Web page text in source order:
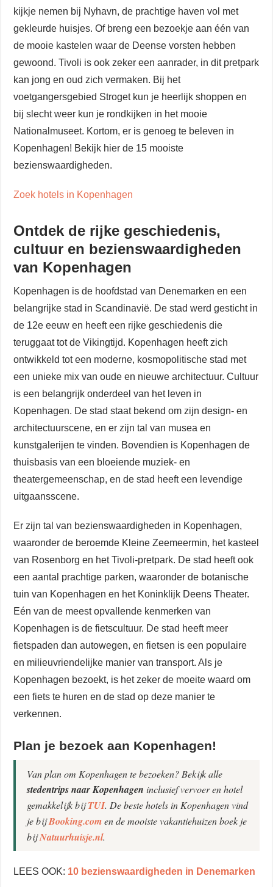
kijkje nemen bij Nyhavn, de prachtige haven vol met
gekleurde huisjes. Of breng een bezoekje aan één van
de mooie kastelen waar de Deense vorsten hebben
gewoond. Tivoli is ook zeker een aanrader, in dit pretpark
kan jong en oud zich vermaken. Bij het
voetgangersgebied Stroget kun je heerlijk shoppen en
bij slecht weer kun je rondkijken in het mooie
Nationalmuseet. Kortom, er is genoeg te beleven in
Kopenhagen! Bekijk hier de 15 mooiste
bezienswaardigheden.
Zoek hotels in Kopenhagen
Ontdek de rijke geschiedenis,
cultuur en bezienswaardigheden
van Kopenhagen
Kopenhagen is de hoofdstad van Denemarken en een
belangrijke stad in Scandinavië. De stad werd gesticht in
de 12e eeuw en heeft een rijke geschiedenis die
teruggaat tot de Vikingtijd. Kopenhagen heeft zich
ontwikkeld tot een moderne, kosmopolitische stad met
een unieke mix van oude en nieuwe architectuur. Cultuur
is een belangrijk onderdeel van het leven in
Kopenhagen. De stad staat bekend om zijn design- en
architectuurscene, en er zijn tal van musea en
kunstgalerijen te vinden. Bovendien is Kopenhagen de
thuisbasis van een bloeiende muziek- en
theatergemeenschap, en de stad heeft een levendige
uitgaansscene.
Er zijn tal van bezienswaardigheden in Kopenhagen,
waaronder de beroemde Kleine Zeemeermin, het kasteel
van Rosenborg en het Tivoli-pretpark. De stad heeft ook
een aantal prachtige parken, waaronder de botanische
tuin van Kopenhagen en het Koninklijk Deens Theater.
Eén van de meest opvallende kenmerken van
Kopenhagen is de fietscultuur. De stad heeft meer
fietspaden dan autowegen, en fietsen is een populaire
en milieuvriendelijke manier van transport. Als je
Kopenhagen bezoekt, is het zeker de moeite waard om
een fiets te huren en de stad op deze manier te
verkennen.
Plan je bezoek aan Kopenhagen!
Van plan om Kopenhagen te bezoeken? Bekijk alle
stedentrips naar Kopenhagen inclusief vervoer en hotel
gemakkelijk bijTUI. De beste hotels in Kopenhagen vind
je bijBooking.comen de mooiste vakantiehuizen boek je
bijNatuurhuisje.nl.
LEES OOK: 10 bezienswaardigheden in Denemarken